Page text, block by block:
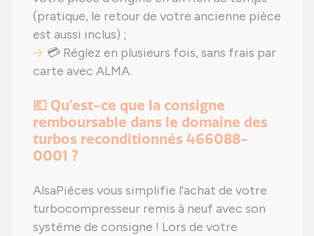
(pratique, le retour de votre ancienne pièce
est aussi inclus) ;
💳 Réglez en plusieurs fois, sans frais par
carte avec ALMA.
💶 Qu'est-ce que la consigne
remboursable dans le domaine des
turbos reconditionnés 466088-
0001 ?
AlsaPièces vous simplifie l'achat de votre
turbocompresseur remis à neuf avec son
système de consigne ! Lors de votre